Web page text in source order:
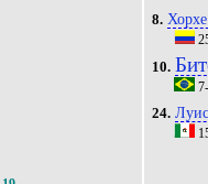
8.
10.
24. Луис